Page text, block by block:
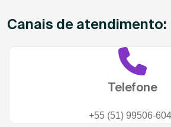
Canais de atendimento:
Telefone
+55 (51) 99506-